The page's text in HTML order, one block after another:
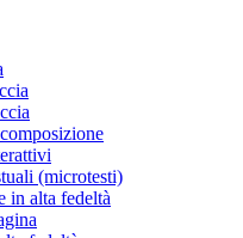
(microtesti)
in alta fedeltà